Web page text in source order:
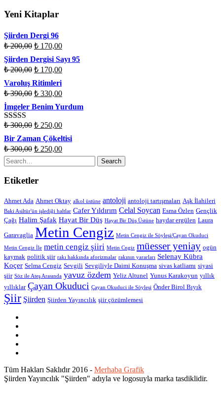
Yeni Kitaplar
Şiirden Dergi 96
₺200,00 ₺ 170,00
Şiirden Dergisi Sayı 95
₺200,00 ₺ 170,00
Varoluş Ritimleri
₺390,00 ₺ 330,00
İmgeler Benim Yurdum
Rated4.50
out of 5
₺300,00 ₺ 250,00
Bir Zaman Çökeltisi
₺300,00 ₺ 250,00
Search
for:
Etiketler
Ahmet Ada Ahmet Oktay alkol üstüne antoloji antoloji tartışmaları Aşk İlahileri
Baki Asiltür'ün işlediği haltlar Cafer Yıldırım Celal Soycan Esma Özlen Gençlik
Çağı Halim Şafak Hayat Bir Düş Hayat Bir Düş Üstüne haydar ergülen Laura
Garavaglia Metin Cengiz Metin Cengiz ile Söyleşi/Çayan Okuduci
Metin Cengiz İle metin cengiz şiiri Metin Cngiz müesser yeniay ogün
kaymak politik şiir rakı hakkında aforizmalar rakının yararları Selenay Kübra
Koçer Selma Cengiz Sevgili Sevgiliyle Daimi Konuşma sivas katliamı siyasi
şiir Söz ile Ateş Arasında yavuz özdem Yeliz Altunel Yunus Karakoyun yıllık
yıllıklar Çayan Okuduci Çayan Okuduci ile Söyleşi Önder Birol Bıyık
Şiir Şiirden Şiirden Yayıncılık şiir çözümlemesi
Tüm Hakları Saklıdır 2016 - Merhaba Grafik
Şiirden Yayıncılık "Şiirden" adıyla ve logosuyla marka tasdiklidir.